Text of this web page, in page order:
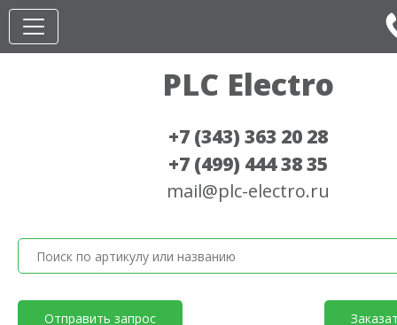
PLC Electro
+7 (343) 363 20 28
+7 (499) 444 38 35
mail@plc-electro.ru
Отправить запрос